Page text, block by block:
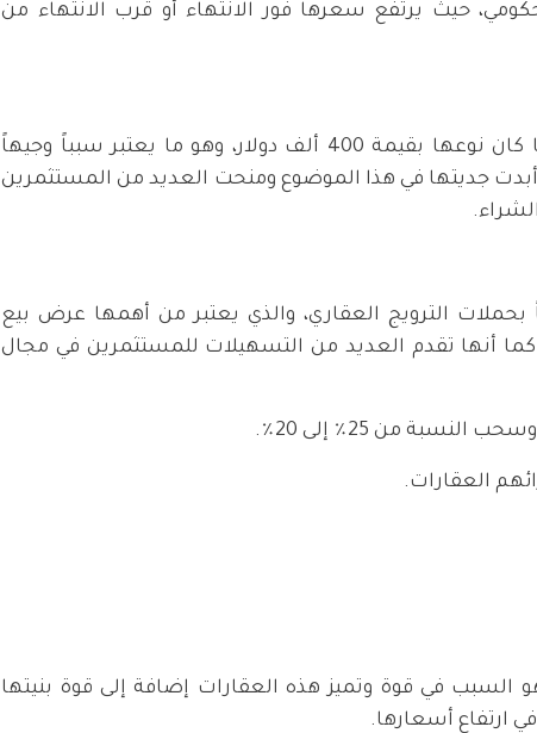
حيث يرتفع سعرها فور الانتهاء أو قرب الانتهاء من
حيث يمكنك الحصول على الجنسيّة التركيّة بشراء أي شقة مهما كان نوعها بقيمة 400 ألف دولار، وهو ما يعتبر سبباً وجيهاً
أبدت جديتها في هذا الموضوع ومنحت العديد من المستثمرين
بحملات الترويج العقاري، والذي يعتبر من أهمها عرض بيع
أنحاء تركيا بأقساط مريحة مدتها 240 شهراً، كما أنها تقدم العديد من التسهيلات للمستثمرين في مجال
من 25٪ إلى 20٪.
العقارات.
السبب في قوة وتميز هذه العقارات إضافة إلى قوة بنيتها
ارتفاع أسعارها.